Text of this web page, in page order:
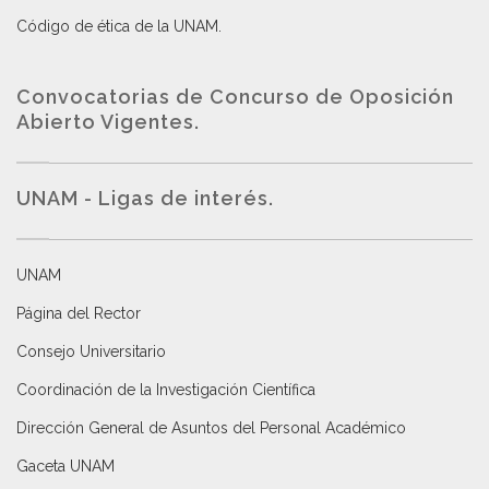
Código de ética de la UNAM
Convocatorias de Concurso de Oposición
Abierto Vigentes.
UNAM - Ligas de interés.
UNAM
Página del Rector
Consejo Universitario
Coordinación de la Investigación Científica
Dirección General de Asuntos del Personal Académico
Gaceta UNAM